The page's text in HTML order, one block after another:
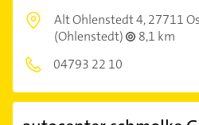
Alt Ohlenstedt 4,27711
(Ohlenstedt)
8,1 km
04793 22 10